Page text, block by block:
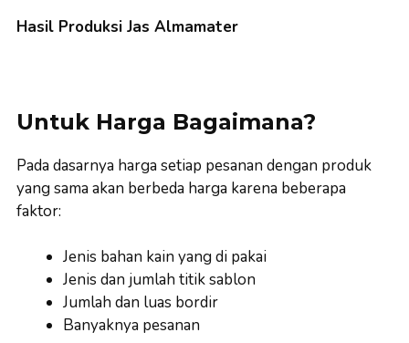
Hasil Produksi Jas Almamater
Untuk Harga Bagaimana?
Pada dasarnya harga setiap pesanan dengan produk
yang sama akan berbeda harga karena beberapa
faktor:
Jenis bahan kain yang di pakai
Jenis dan jumlah titik sablon
Jumlah dan luas bordir
Banyaknya pesanan